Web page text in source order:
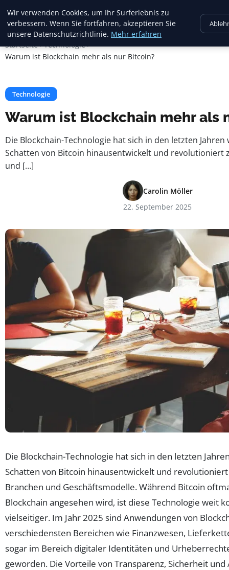
Crema Gelato
Startseite
Technologie
Warum ist Blockchain mehr als nur Bitcoin?
Technologie
Warum ist Blockchain mehr als
Die Blockchain-Technologie hat sich in den letzten
Schatten von Bitcoin hinausentwickelt und revolutioniert
und […]
Carolin Möller
22. September 2025
Die Blockchain-Technologie hat sich in den letzten
Schatten von Bitcoin hinausentwickelt und
Branchen und Geschäftsmodelle. Während Bitcoin
Blockchain angesehen wird, ist diese Technologie weit
vielseitiger. Im Jahr 2025 sind Anwendungen von
verschiedensten Bereichen wie Finanzwesen,
sogar im Bereich digitaler Identitäten und
geworden. Die Vorteile von Transparenz, Sicherheit
Wir verwenden Cookies, um Ihr Surferlebnis zu
verbessern. Wenn Sie fortfahren, akzeptieren Sie
unsere Datenschutzrichtlinie. Mehr erfahren